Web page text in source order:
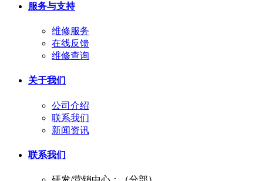
服务与支持
维修服务
在线反馈
维修查询
关于我们
公司介绍
联系我们
新闻资讯
联系我们